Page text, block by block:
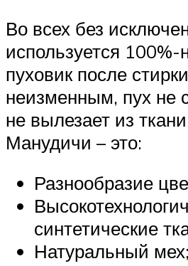
Во всех без
используется 100%-
пуховик после
неизменным, пух не
не вылезает из
Манудичи – это:
Разнообразие
синтетические
Натуральный мех;